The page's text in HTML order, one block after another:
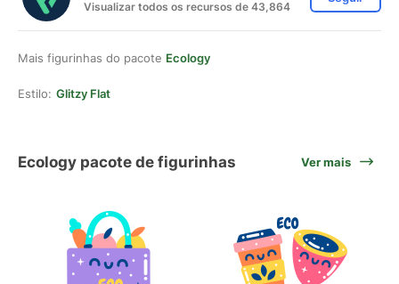
Visualizar todos os recursos de 43,864
Mais figurinhas do pacote Ecology
Estilo: Glitzy Flat
Ecology pacote de figurinhas Ver mais